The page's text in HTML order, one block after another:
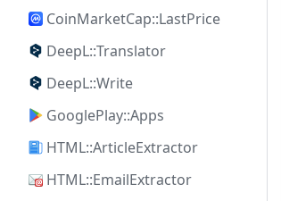
CoinMarketCap::LastPrice
DeepL::Translator
DeepL::Write
GooglePlay::Apps
HTML::ArticleExtractor
HTML::EmailExtractor